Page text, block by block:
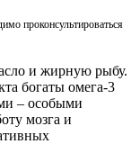
проконсультироваться
и жирную рыбу.
богаты омега-3
– особыми
мозга и